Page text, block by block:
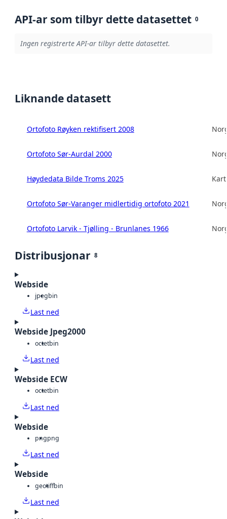
API-ar som tilbyr dette datasettet 0
Ingen registrerte API-ar tilbyr dette datasettet.
Liknande datasett
Ortofoto Røyken rektifisert 2008
Ortofoto Sør-Aurdal 2000
Høydedata Bilde Troms 2025
Ortofoto Sør-Varanger midlertidig ortofoto 2021
Ortofoto Larvik - Tjølling - Brunlanes 1966
Distribusjonar 8
Webside
jpegbin
Last ned
Webside Jpeg2000
octetbin
Last ned
Webside ECW
octetbin
Last ned
Webside
pngpng
Last ned
Webside
geotiffbin
Last ned